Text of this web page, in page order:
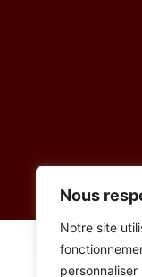
Nous
Notre site